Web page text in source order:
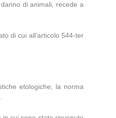
di animali, recede a
di cui all’articolo 544-ter
etologiche; la norma